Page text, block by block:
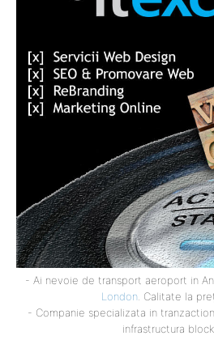
- Ai nevoie de transport aeroport in
London . Calitate la
- Companie specializata in
infrastructura